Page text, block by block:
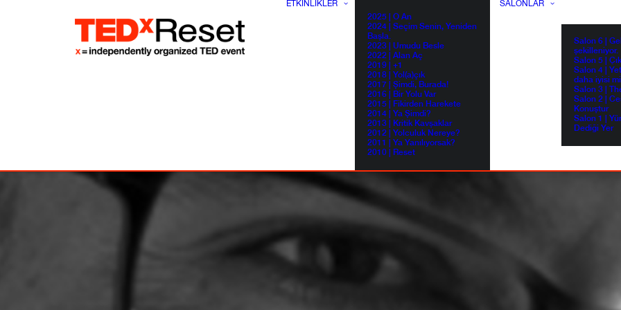
ETKINLIKLER
2025 | O An
2024 | Seçim Senin, Yeniden
Başla.
2023 | Umudu Besle
2022 | Alan Aç
2019 | +1
2018 | Yol(a)çık
2017 | Şimdi, Burada!
2016 | Bir Yolu Var
2015 | Fikirden Harekete
2014 | Ya Şimdi?
2013 | Kritik Kavşaklar
2012 | Yolculuk Nereye?
2011 | Ya Yanılıyorsak?
2010 | Reset
SALONLAR
Salon 6 |
şekilleniyor.
Salon 5 |
Salon 4 |
daha iyisi
Salon 3 |
Salon 2 |
Konuştur
Salon 1 |
Dediği Yer